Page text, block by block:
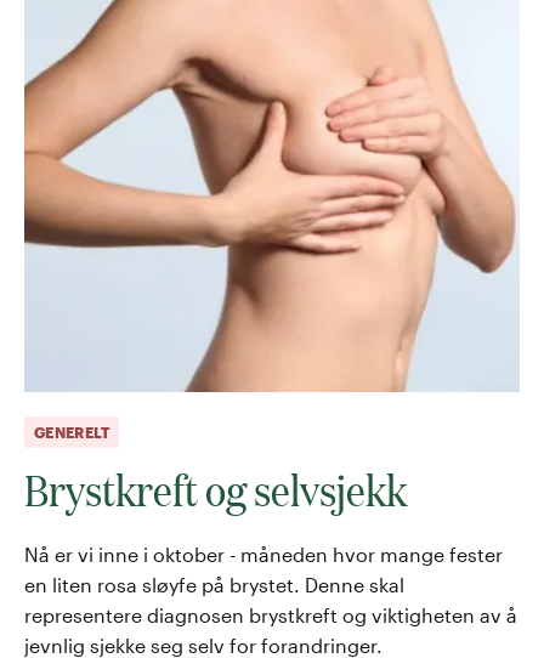
GENERELT
Brystkreft og selvsjekk
Nå er vi inne i oktober - måneden hvor mange fester
en liten rosa sløyfe på brystet. Denne skal
representere diagnosen brystkreft og viktigheten av å
jevnlig sjekke seg selv for forandringer.